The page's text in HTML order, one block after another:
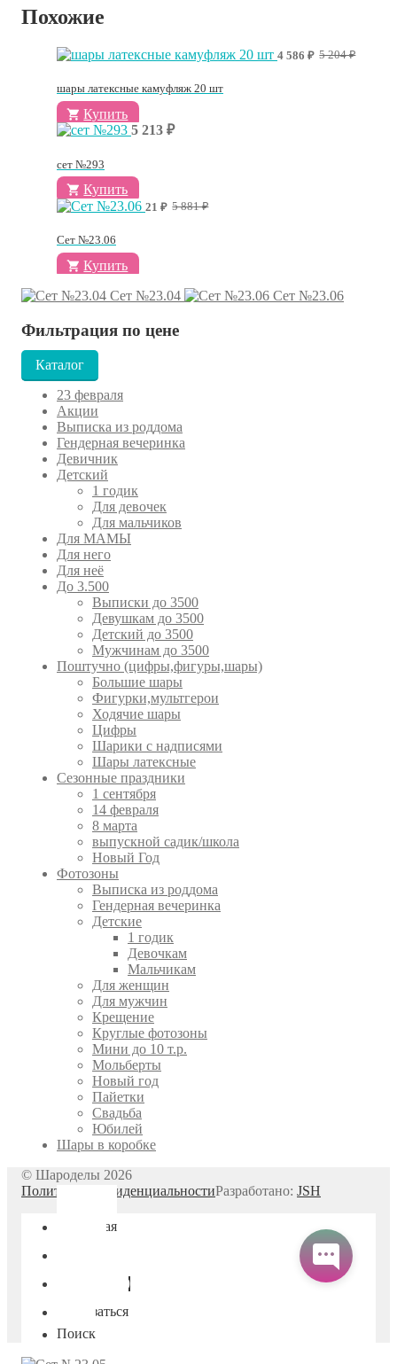
Похожие
5 204₽
Первоначальная
4 586 ₽ Текущая
шары латексные камуфляж 20 шт
Купить
5 213 ₽
сет №293
Купить
5 881₽
Первоначальная
21 ₽ Текущая
Сет №23.06
Купить
Сет №23.04
Сет №23.06
Фильтрация по цене
Каталог
23 февраля
Акции
Выписка из роддома
Гендерная вечеринка
Девичник
Детский
1 годик
Для девочек
Для мальчиков
Для МАМЫ
Для него
Для неё
До 3.500
Выписки до 3500
Девушкам до 3500
Детский до 3500
Мужчинам до 3500
Поштучно (цифры,фигуры,шары)
Большие шары
Фигурки,мультгерои
Ходячие шары
Цифры
Шарики с надписями
Шары латексные
Сезонные праздники
1 сентября
14 февраля
8 марта
выпускной садик/школа
Новый Год
Фотозоны
Выписка из роддома
Гендерная вечеринка
Детские
1 годик
Девочкам
Мальчикам
Для женщин
Для мужчин
Крещение
Круглые фотозоны
Мини до 10 т.р.
Мольберты
Новый год
Пайетки
Свадьба
Юбилей
Шары в коробке
© Шароделы 2026
Политика конфиденциальностиРазработано: JSH
Главная
0
Связаться
Поиск